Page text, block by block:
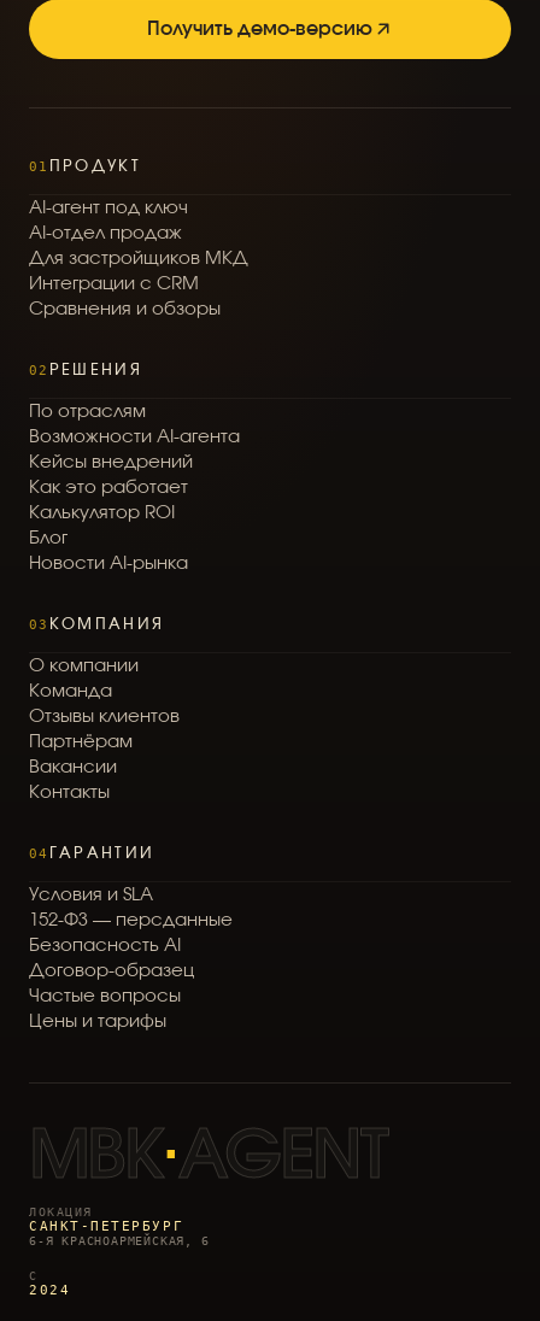
Получить демо-версию
01 ПРОДУКТ
A -агент под ключ
A -отдел продаж
Для застройщ иков М КД
И нтеграции с CRM
Сравнения и обзоры
02 РЕШЕНИЯ
По отраслям
Возможности A -агента
Кейсы внедрений
Как это работает
Калькулятор RO
Блог
Новости A -рынка
03 КОМПАНИЯ
О компании
Команда
Отзывы клиентов
Партнёрам
Вакансии
Контакты
04 ГАРАНТИИ
Условия и S A
1 52-ФЗ — персданные
Безопасность A
Договор-образец
Частые вопросы
ены и тарифы
MBK·AGENT
ЛОКАЦИЯ
САНКТ-ПЕТЕРБУРГ
6-Я КРАСНОАРМЕЙСКАЯ, 6
С
2024